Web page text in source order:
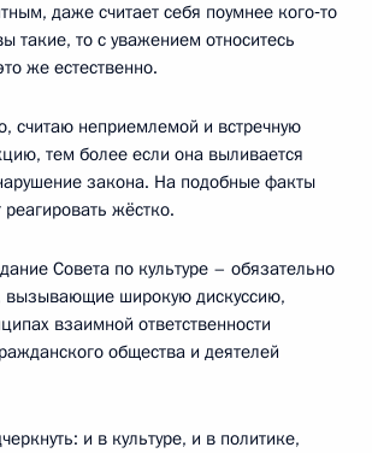
даже считает себя поумнее кого‑то
такие, то с уважением относитесь
же естественно.
считаю неприемлемой и встречную
тем более если она выливается
закона. На подобные факты
реагировать жёстко.
Совета по культуре – обязательно
вызывающие широкую дискуссию,
взаимной ответственности
общества и деятелей
и в культуре, и в политике,